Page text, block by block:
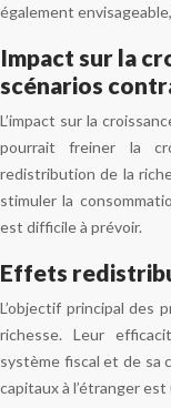
également
Impact sur la
scénarios
L’impact sur la
pourrait freiner la
redistribution de la
stimuler la
est difficile à prévoir.
Effets
L’objectif principal des
richesse. Leur
système fiscal et de sa
capitaux à l’étranger